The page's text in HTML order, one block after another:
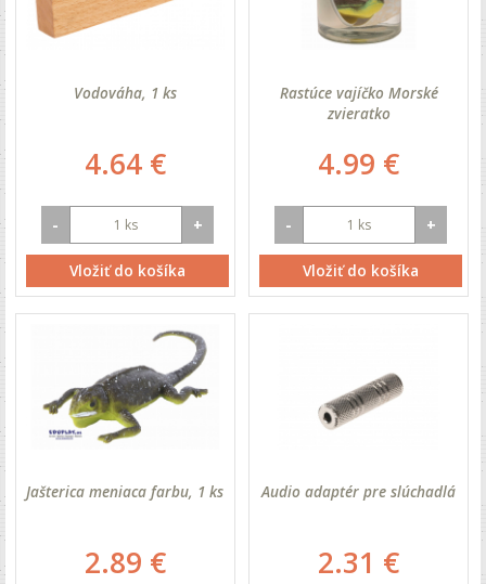
Vodováha, 1 ks
4.64 €
- +
Vložiť do košíka
Rastúce vajíčko Morské
zvieratko
4.99 €
- +
Vložiť do košíka
Jašterica meniaca farbu, 1 ks
2.89 €
Audio adaptér pre slúchadlá
2.31 €